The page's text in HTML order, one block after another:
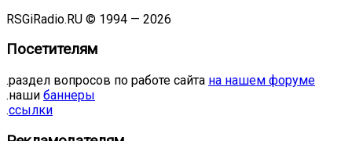
RSGiRadio.RU © 1994 — 2026
Посетителям
.раздел вопросов по работе сайта на нашем форуме
.наши баннеры
.ссылки